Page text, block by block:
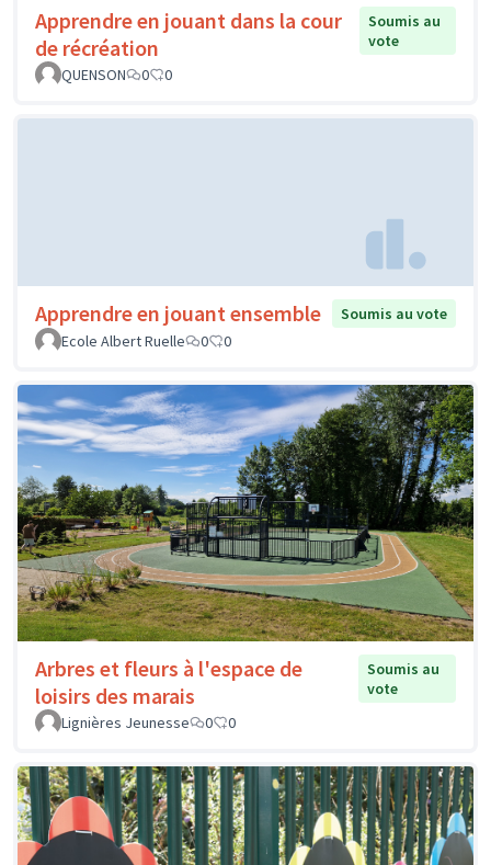
Apprendre en jouant dans la cour
de récréation
Soumis au
vote
QUENSON
0 0
Apprendre en jouant ensemble
Soumis au vote
Ecole Albert Ruelle
0 0
Arbres et fleurs à l'espace de
loisirs des marais
Soumis au
vote
Lignières Jeunesse
0 0